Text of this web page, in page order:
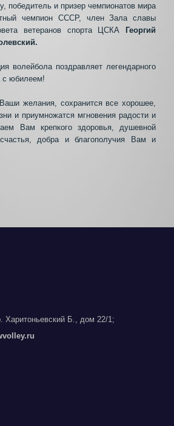
победитель и призер чемпионатов мира
чемпион СССР, член Зала славы
ветеранов спорта ЦСКА Георгий
волейбола поздравляет легендарного
с юбилеем!
желания, сохранится все хорошее,
и приумножатся мгновения радости и
Вам крепкого здоровья, душевной
добра и благополучия Вам и
Харитоньевский Б., дом 22/1;